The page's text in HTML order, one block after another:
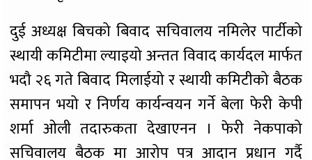
दुई अध्यक्ष बिचको बिवाद सचिवालय नमिलेर पार्टीको
स्थायी कमिटीमा ल्याइयो अन्तत विवाद कार्यदल मार्फत
भदौ २६ गते बिवाद मिलाईयो र स्थायी कमिटीको बैठक
समापन भयो र निर्णय कार्यन्वयन गर्ने बेला फेरी केपी
शर्मा ओली तदारुकता देखाएनन । फेरी नेकपाको
सचिवालय बैठक मा आरोप पत्र आदान प्रधान गर्दै